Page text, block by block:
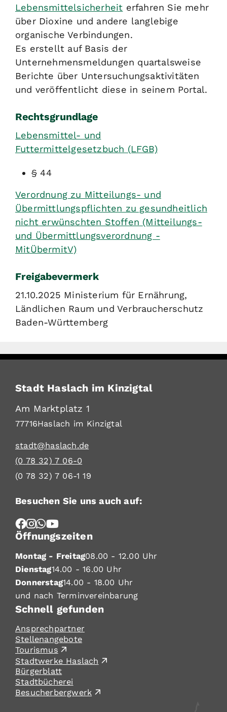
Lebensmittelsicherheit erfahren Sie mehr
über Dioxine und andere langlebige
organische Verbindungen.
Es erstellt auf Basis der
Unternehmensmeldungen quartalsweise
Berichte über Untersuchungsaktivitäten
und veröffentlicht diese in seinem Portal.
Rechtsgrundlage
Lebensmittel- und
Futtermittelgesetzbuch (LFGB)
§ 44
Verordnung zu Mitteilungs- und
Übermittlungspflichten zu gesundheitlich
nicht erwünschten Stoffen (Mitteilungs-
und Übermittlungsverordnung -
MitÜbermitV)
Freigabevermerk
21.10.2025 Ministerium für Ernährung,
Ländlichen Raum und Verbraucherschutz
Baden-Württemberg
Stadt Haslach im Kinzigtal
Am Marktplatz 1
77716Haslach im Kinzigtal
stadt@haslach.de
(0 78 32) 7 06-0
(0 78 32) 7 06-1 19
Besuchen Sie uns auch auf:
Öffnungszeiten
Montag - Freitag08.00 - 12.00 Uhr
Dienstag14.00 - 16.00 Uhr
Donnerstag14.00 - 18.00 Uhr
und nach Terminvereinbarung
Schnell gefunden
Ansprechpartner
Stellenangebote
Tourismus
Stadtwerke Haslach
Bürgerblatt
Stadtbücherei
Besucherbergwerk